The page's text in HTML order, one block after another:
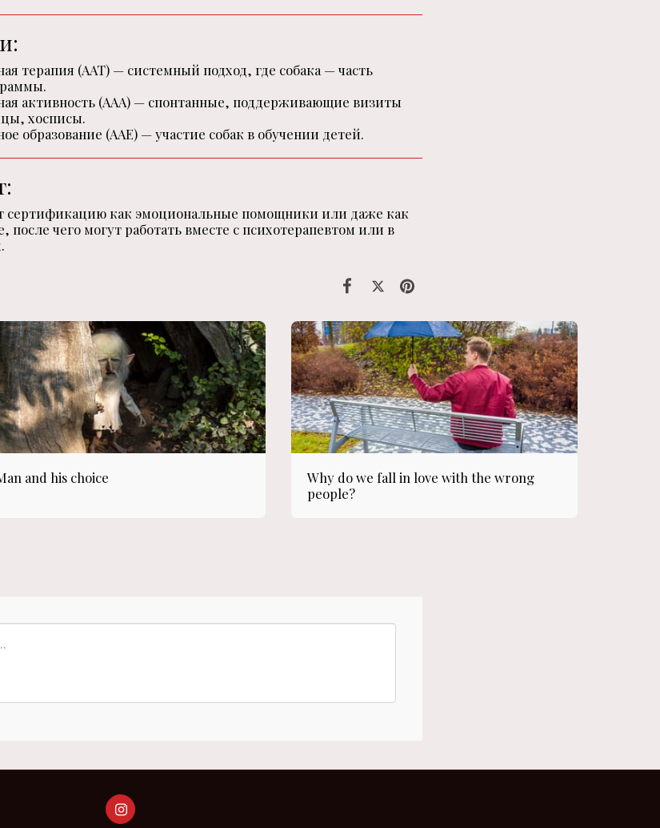
терапия (AAT) — системный подход, где собака — часть
активность (AAA) — спонтанные, поддерживающие визиты
хосписы.
образование (AAE) — участие собак в обучении детей.
сертификацию как эмоциональные помощники или даже как
чего могут работать вместе с психотерапевтом или в
and his choice
Why do we fall in love with the wrong
people?